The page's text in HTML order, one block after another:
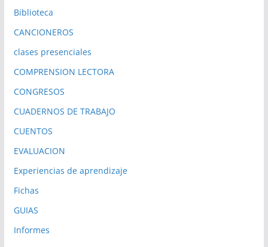
Biblioteca
CANCIONEROS
clases presenciales
COMPRENSION LECTORA
CONGRESOS
CUADERNOS DE TRABAJO
CUENTOS
EVALUACION
Experiencias de aprendizaje
Fichas
GUIAS
Informes